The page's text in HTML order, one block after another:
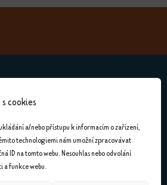
cookies
a/nebo přístupu k informacím o zařízení,
technologiemi nám umožní zpracovávat
ID na tomto webu. Nesouhlas nebo odvolání
a funkce webu.